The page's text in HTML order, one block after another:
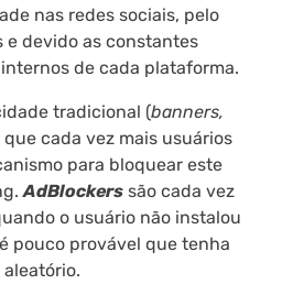
nas redes sociais, pelo
devido as constantes
de cada plataforma.
tradicional (banners,
que cada vez mais usuários
para bloquear este
AdBlockers são cada vez
o usuário não instalou
pouco provável que tenha